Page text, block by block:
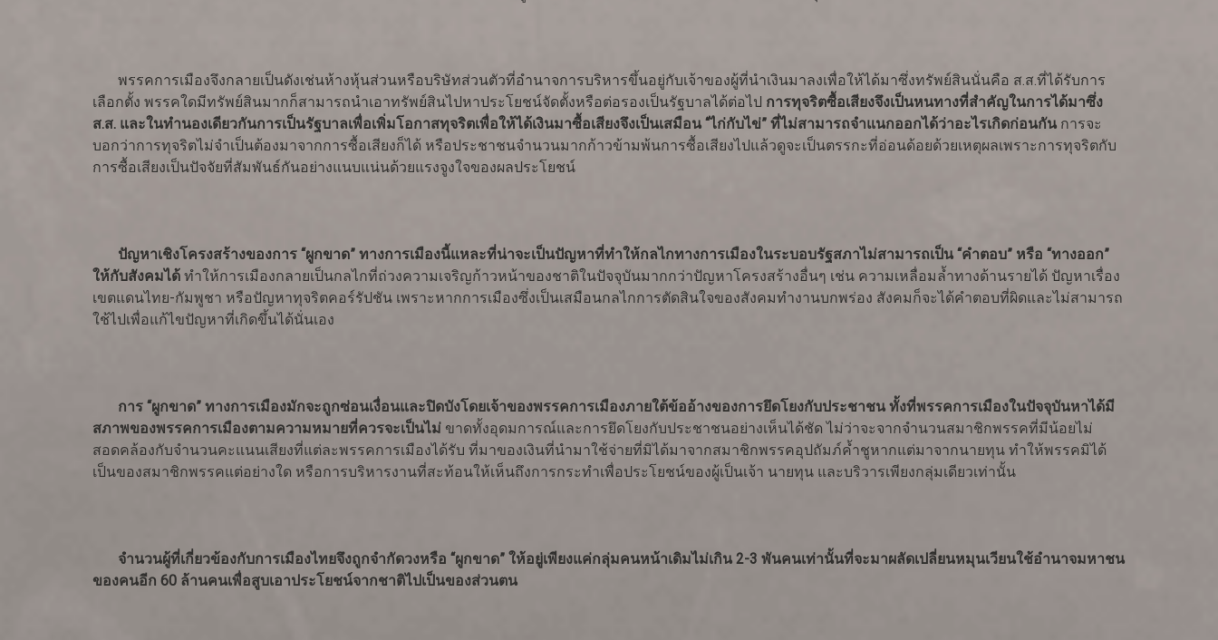
พรรคการเมืองจึงกลายเป็นดังเช่นห้างหุ้นส่วนหรือบริษัทส่วนตัวที่อำนาจการบริหารขึ้นอยู่กับเจ้าของผู้ที่นำเงินมาลงเพื่อให้ได้มาซึ่งทรัพย์สินนั่นคือ ส.ส.ที่ได้รับการ
เลือกตั้ง พรรคใดมีทรัพย์สินมากก็สามารถนำเอาทรัพย์สินไปหาประโยชน์จัดตั้งหรือต่อรองเป็นรัฐบาลได้ต่อไป การทุจริตซื้อเสียงจึงเป็นหนทางที่สำคัญในการได้มาซึ่ง
ส.ส. และในทำนองเดียวกันการเป็นรัฐบาลเพื่อเพิ่มโอกาสทุจริตเพื่อให้ได้เงินมาซื้อเสียงจึงเป็นเสมือน “ไก่กับไข่” ที่ไม่สามารถจำแนกออกได้ว่าอะไรเกิดก่อนกัน การจะ
บอกว่าการทุจริตไม่จำเป็นต้องมาจากการซื้อเสียงก็ได้ หรือประชาชนจำนวนมากก้าวข้ามพ้นการซื้อเสียงไปแล้วดูจะเป็นตรรกะที่อ่อนด้อยด้วยเหตุผลเพราะการทุจริตกับ
การซื้อเสียงเป็นปัจจัยที่สัมพันธ์กันอย่างแนบแน่นด้วยแรงจูงใจของผลประโยชน์
ปัญหาเชิงโครงสร้างของการ “ผูกขาด” ทางการเมืองนี้แหละที่น่าจะเป็นปัญหาที่ทำให้กลไกทางการเมืองในระบอบรัฐสภาไม่สามารถเป็น “คำตอบ” หรือ “ทางออก”
ให้กับสังคมได้ ทำให้การเมืองกลายเป็นกลไกที่ถ่วงความเจริญก้าวหน้าของชาติในปัจจุบันมากกว่าปัญหาโครงสร้างอื่นๆ เช่น ความเหลื่อมล้ำทางด้านรายได้ ปัญหาเรื่อง
เขตแดนไทย-กัมพูชา หรือปัญหาทุจริตคอร์รัปชัน เพราะหากการเมืองซึ่งเป็นเสมือนกลไกการตัดสินใจของสังคมทำงานบกพร่อง สังคมก็จะได้คำตอบที่ผิดและไม่สามารถ
ใช้ไปเพื่อแก้ไขปัญหาที่เกิดขึ้นได้นั่นเอง
การ “ผูกขาด” ทางการเมืองมักจะถูกซ่อนเงื่อนและปิดบังโดยเจ้าของพรรคการเมืองภายใต้ข้ออ้างของการยึดโยงกับประชาชน ทั้งที่พรรคการเมืองในปัจจุบันหาได้มี
สภาพของพรรคการเมืองตามความหมายที่ควรจะเป็นไม่ ขาดทั้งอุดมการณ์และการยึดโยงกับประชาชนอย่างเห็นได้ชัด ไม่ว่าจะจากจำนวนสมาชิกพรรคที่มีน้อยไม่
สอดคล้องกับจำนวนคะแนนเสียงที่แต่ละพรรคการเมืองได้รับ ที่มาของเงินที่นำมาใช้จ่ายที่มิได้มาจากสมาชิกพรรคอุปถัมภ์ค้ำชูหากแต่มาจากนายทุน ทำให้พรรคมิได้
เป็นของสมาชิกพรรคแต่อย่างใด หรือการบริหารงานที่สะท้อนให้เห็นถึงการกระทำเพื่อประโยชน์ของผู้เป็นเจ้า นายทุน และบริวารเพียงกลุ่มเดียวเท่านั้น
จำนวนผู้ที่เกี่ยวข้องกับการเมืองไทยจึงถูกจำกัดวงหรือ “ผูกขาด” ให้อยู่เพียงแค่กลุ่มคนหน้าเดิมไม่เกิน 2-3 พันคนเท่านั้นที่จะมาผลัดเปลี่ยนหมุนเวียนใช้อำนาจมหาชน
ของคนอีก 60 ล้านคนเพื่อสูบเอาประโยชน์จากชาติไปเป็นของส่วนตน